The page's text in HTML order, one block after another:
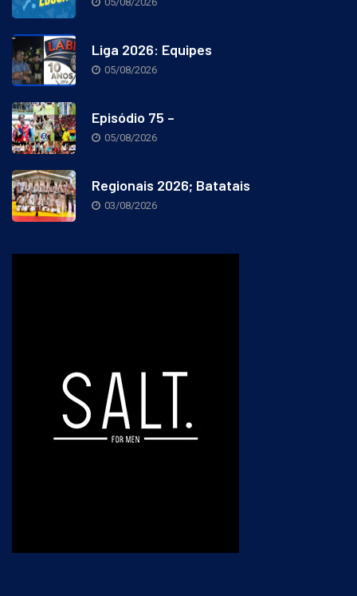
05/08/2026
Liga 2026: Equipes
05/08/2026
Episódio 75 –
05/08/2026
Regionais 2026; Batatais
03/08/2026